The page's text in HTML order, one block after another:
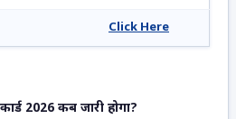
Click Here
2026 कब जारी होगा?